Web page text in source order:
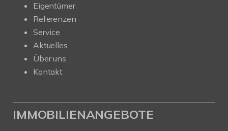
Eigentümer
Referenzen
Service
Aktuelles
Über uns
Kontakt
IMMOBILIENANGEBOTE